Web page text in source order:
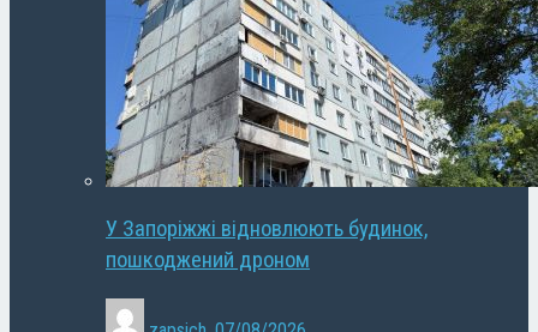
У Запоріжжі відновлюють будинок,
пошкоджений дроном